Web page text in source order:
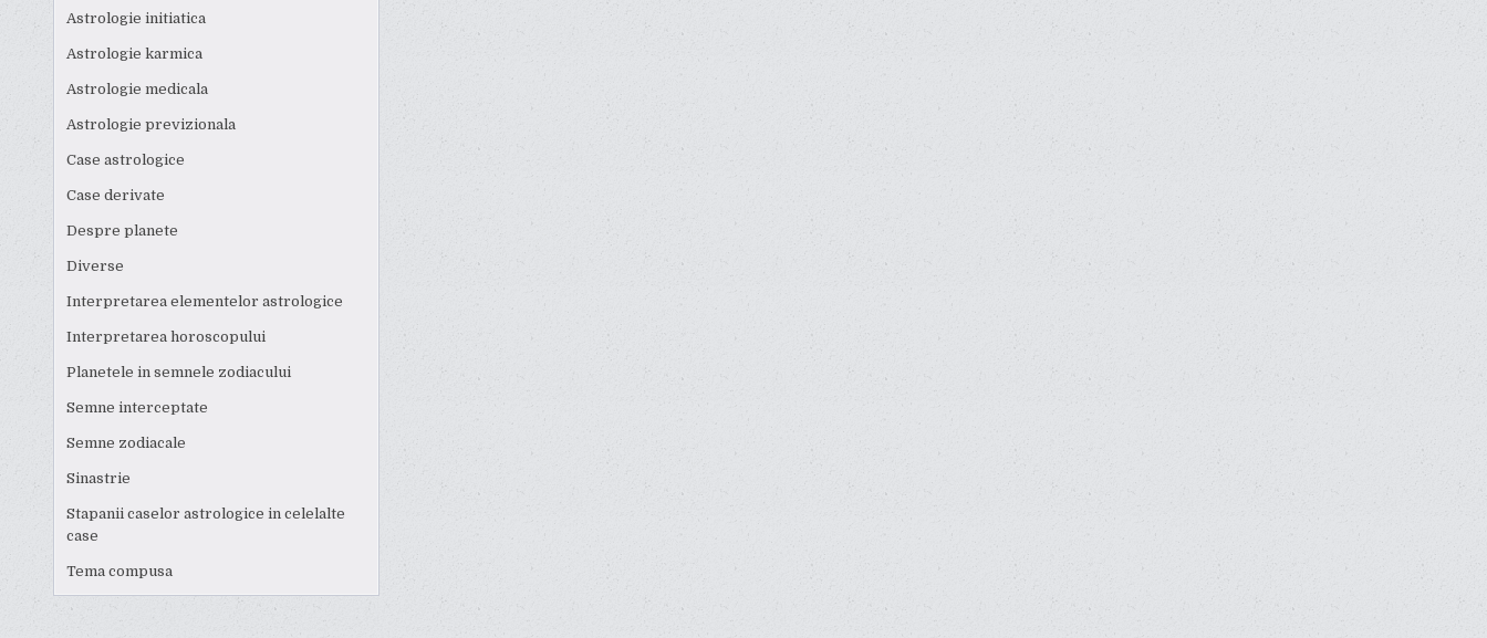
Astrologie initiatica
Astrologie karmica
Astrologie medicala
Astrologie previzionala
Case astrologice
Case derivate
Despre planete
Diverse
Interpretarea elementelor astrologice
Interpretarea horoscopului
Planetele in semnele zodiacului
Semne interceptate
Semne zodiacale
Sinastrie
Stapanii caselor astrologice in celelalte
case
Tema compusa